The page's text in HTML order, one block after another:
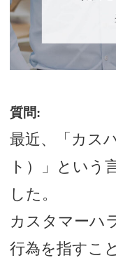
質問:
最近、「カス
ト）」という
した。
カスタマーハ
行為を指すこ